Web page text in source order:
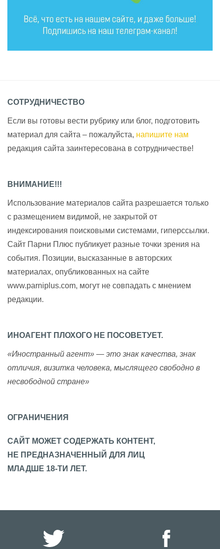
СОТРУДНИЧЕСТВО
Если вы готовы вести рубрику или блог, подготовить
материал для сайта – пожалуйста, напишите нам
редакция сайта заинтересована в сотрудничестве!
ВНИМАНИЕ!!!
Использование материалов сайта разрешается только
с размещением видимой, не закрытой от
индексирования поисковыми системами, гиперссылки.
Сайт Парни Плюс публикует разные точки зрения на
события. Позиции, высказанные в авторских
материалах, опубликованных на сайте
www.parniplus.com, могут не совпадать с мнением
редакции.
ИНОАГЕНТ ПЛОХОГО НЕ ПОСОВЕТУЕТ.
«Иностранный агент» — это знак качества, знак
отличия, визитка человека, мыслящего свободно в
несвободной стране»
ОГРАНИЧЕНИЯ
САЙТ МОЖЕТ СОДЕРЖАТЬ КОНТЕНТ,
НЕ ПРЕДНАЗНАЧЕННЫЙ ДЛЯ ЛИЦ
МЛАДШЕ 18-ТИ ЛЕТ.